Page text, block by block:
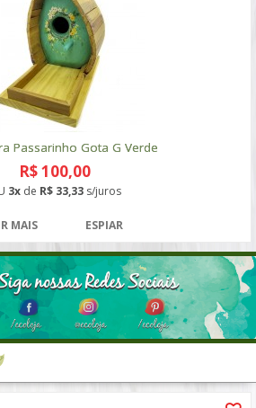
Passarinho Gota G Verde
R$ 100,00
3x de R$ 33,33 s/juros
MAIS ESPIAR